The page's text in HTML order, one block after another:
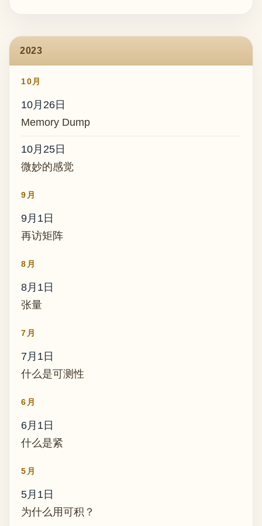
2023
10月
10月26日
Memory Dump
10月25日
微妙的感觉
9月
9月1日
再访矩阵
8月
8月1日
张量
7月
7月1日
什么是可测性
6月
6月1日
什么是紧
5月
5月1日
为什么用可积？